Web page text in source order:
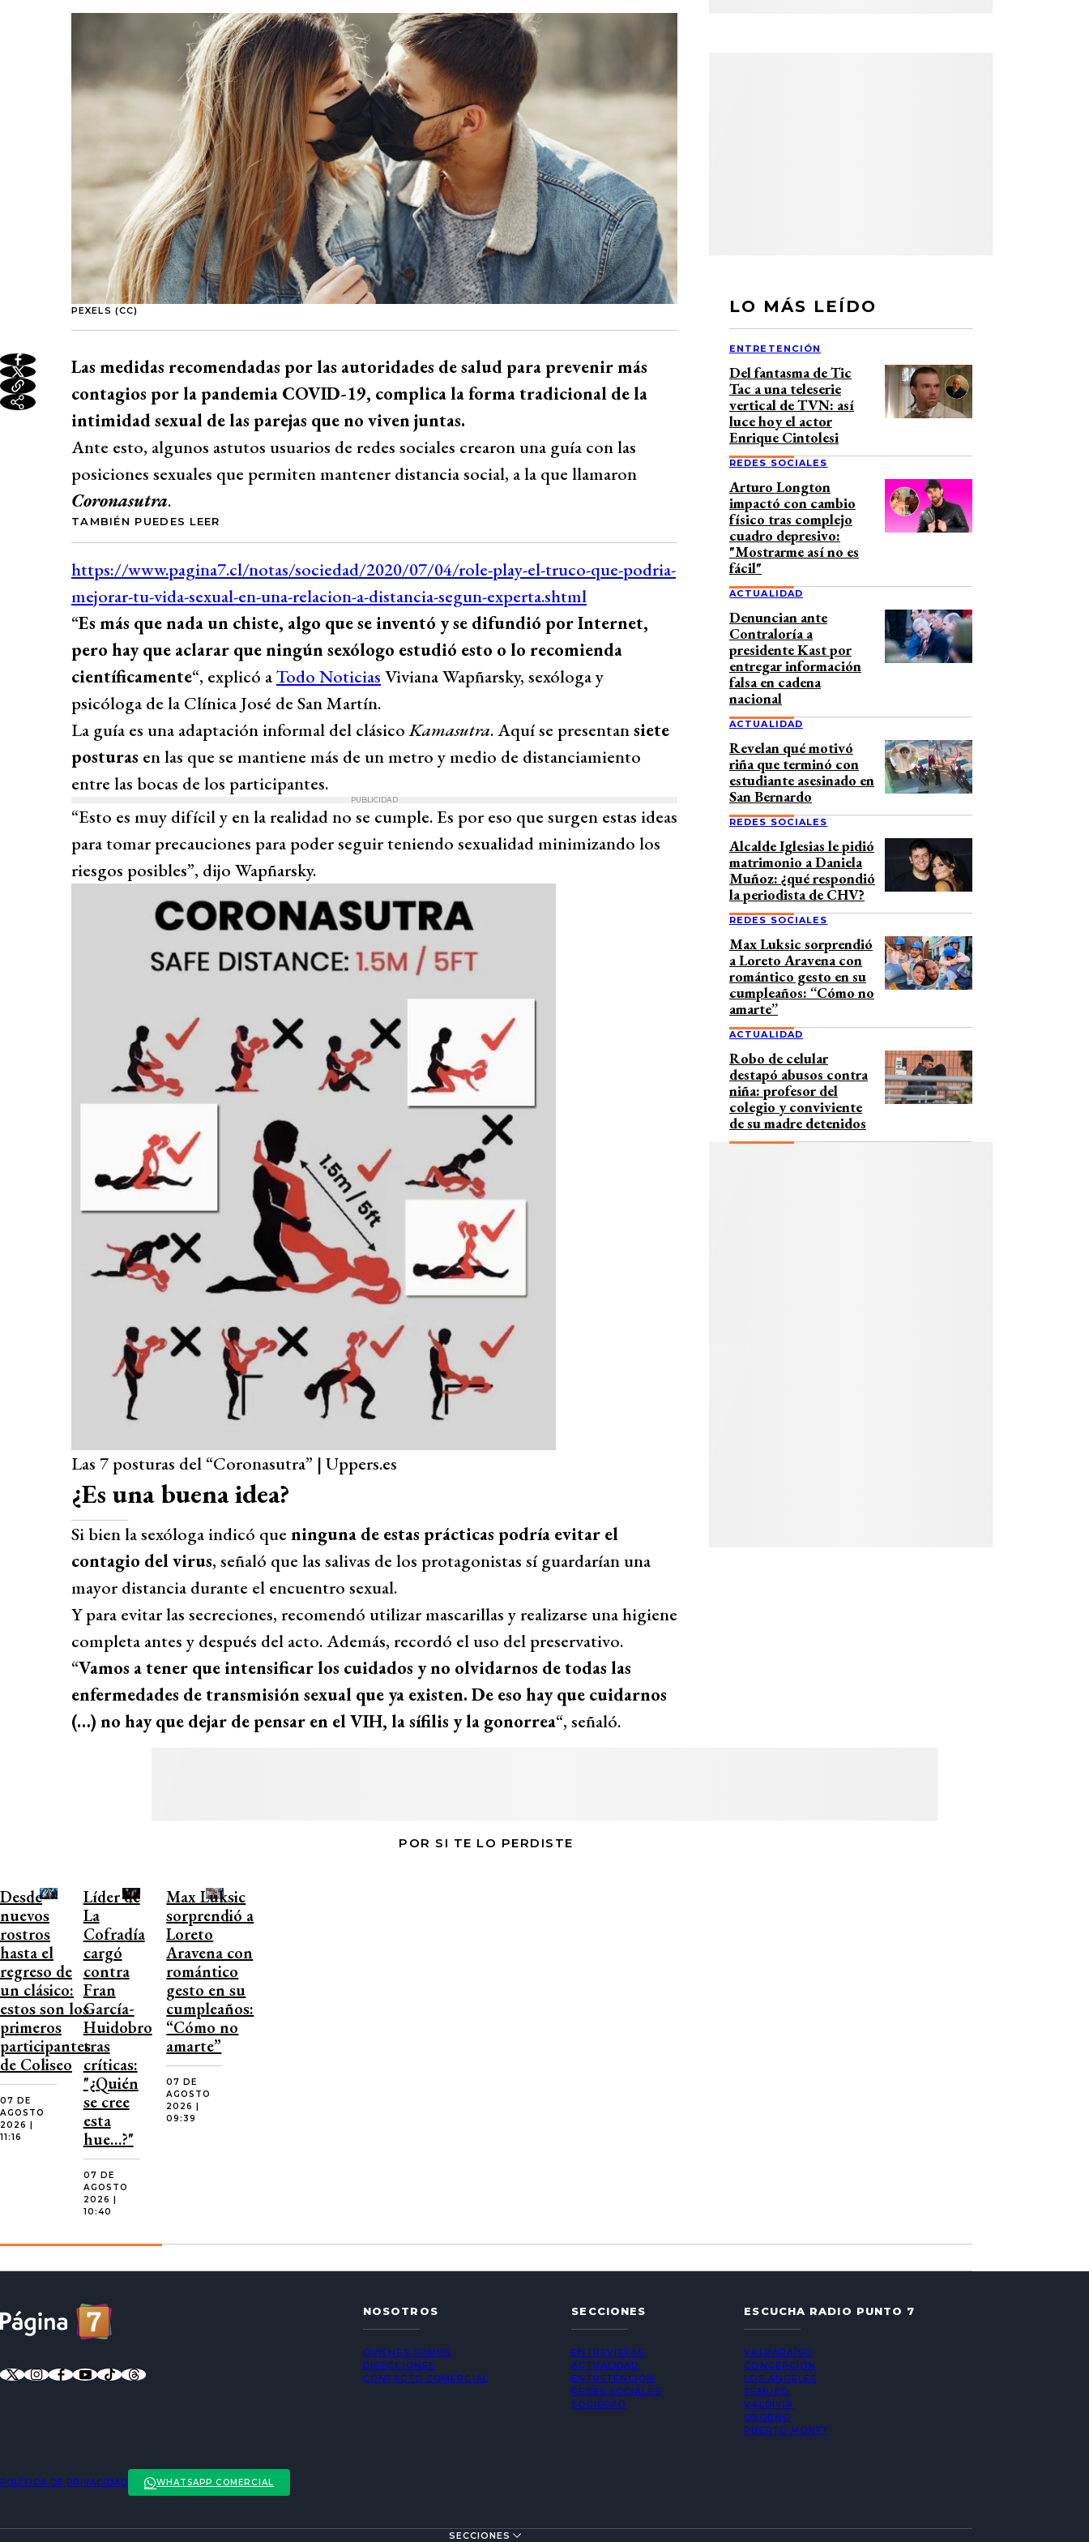
PEXELS (CC)
Las medidas recomendadas por las autoridades de salud para prevenir más
contagios por la pandemia COVID-19, complica la forma tradicional de la
intimidad sexual de las parejas que no viven juntas.
Ante esto, algunos astutos usuarios de redes sociales crearon una guía con las
posiciones sexuales que permiten mantener distancia social, a la que llamaron
Coronasutra.
TAMBIÉN PUEDES LEER
“Es más que nada un chiste, algo que se inventó y se difundió por Internet,
pero hay que aclarar que ningún sexólogo estudió esto o lo recomienda
científicamente“, explicó aTodo Noticias Viviana Wapñarsky, sexóloga y
psicóloga de la Clínica José de San Martín.
La guía es una adaptación informal del clásicoKamasutra. Aquí se presentansiete
posturas en las que se mantiene más de un metro y medio de distanciamiento
entre las bocas de los participantes.
PUBLICIDAD
“Esto es muy difícil y en la realidad no se cumple. Es por eso que surgen estas ideas
para tomar precauciones para poder seguir teniendo sexualidad minimizando los
riesgos posibles”, dijo Wapñarsky.
Las 7 posturas del “Coronasutra” | Uppers.es
¿Es una buena idea?
Si bien la sexóloga indicó que ninguna de estas prácticas podría evitar el
contagio del virus, señaló que las salivas de los protagonistas sí guardarían una
mayor distancia durante el encuentro sexual.
Y para evitar las secreciones, recomendó utilizar mascarillas y realizarse una higiene
completa antes y después del acto. Además, recordó el uso del preservativo.
“Vamos a tener que intensificar los cuidados y no olvidarnos de todas las
enfermedades de transmisión sexual que ya existen. De eso hay que cuidarnos
(…) no hay que dejar de pensar en el VIH, la sífilis y la gonorrea“, señaló.
LO MÁS LEÍDO
ENTRETENCIÓN
Del fantasma de Tic
Tac a una teleserie
vertical de TVN: así
luce hoy el actor
Enrique Cintolesi
REDES SOCIALES
Arturo Longton
impactó con cambio
físico tras complejo
cuadro depresivo:
"Mostrarme así no es
fácil"
ACTUALIDAD
Denuncian ante
Contraloría a
presidente Kast por
entregar información
falsa en cadena
nacional
ACTUALIDAD
Revelan qué motivó
riña que terminó con
estudiante asesinado en
San Bernardo
REDES SOCIALES
Alcalde Iglesias le pidió
matrimonio a Daniela
Muñoz: ¿qué respondió
la periodista de CHV?
REDES SOCIALES
Max Luksic sorprendió
a Loreto Aravena con
romántico gesto en su
cumpleaños: “Cómo no
amarte”
ACTUALIDAD
Robo de celular
destapó abusos contra
niña: profesor del
colegio y conviviente
de su madre detenidos
POR SI TE LO PERDISTE
Desde
nuevos
rostros
hasta el
regreso de
un clásico:
estos son los
primeros
participantes
de Coliseo
07 DE
AGOSTO
2026 |
11:16
Líder de
La
Cofradía
cargó
contra
Fran
García-
Huidobro
tras
críticas:
"¿Quién
se cree
esta
hue…?"
07 DE
AGOSTO
2026 |
10:40
Max Luksic
sorprendió a
Loreto
Aravena con
romántico
gesto en su
cumpleaños:
“Cómo no
amarte”
07 DE
AGOSTO
2026 |
09:39
NOSOTROS
QUIÉNES SOMOS
DIRECCIONES
CONTACTO COMERCIAL
SECCIONES
ENTREVISTAS
ACTUALIDAD
ENTRETENCIÓN
REDES SOCIALES
SOCIEDAD
ESCUCHA RADIO PUNTO 7
VALPARAÍSO
CONCEPCIÓN
LOS ÁNGELES
TEMUCO
VALDIVIA
OSORNO
PUERTO MONTT
POLÍTICA DE PRIVACIDAD WHATSAPP COMERCIAL
SECCIONES